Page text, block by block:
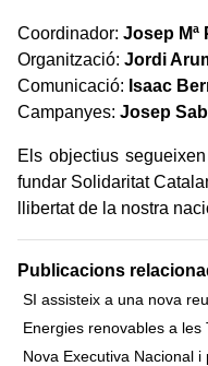
Coordinador: Josep Mª
Organització: Jordi
Comunicació: Isaac
Campanyes: Josep
Els objectius
fundar Solidaritat
llibertat de la nostra
Publicacions
SI assisteix a una nova
Energies renovables a les
Nova Executiva Nacional